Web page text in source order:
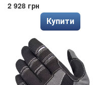
2 928 грн
Купити